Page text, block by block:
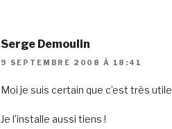
Serge Demoulin
9 SEPTEMBRE 2008 À 18:41
Moi je suis certain que c’est très utile
Je l’installe aussi tiens !